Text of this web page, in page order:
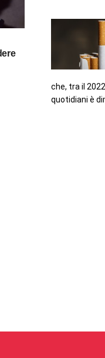
che, tra il
quotidiani è